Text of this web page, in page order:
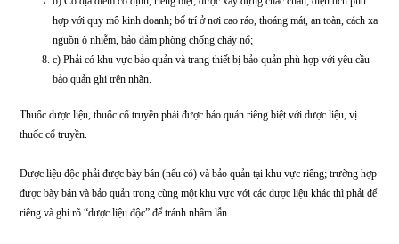
quản lý chất lượng, tài liệu chuyên môn kỹ thuật và nhân sự đáp ứng
hành tốt bảo quản thuốc đối với thuốc cổ truyền. Người chịu trách
chuyên môn về dược của cơ sở xuất khẩu, nhập khẩu thuốc cổ truyền
quy định tại khoản 1 Điều 22 của Luật dược.
thiết bị bảo quản, phương tiện vận chuyển, hệ thống quản lý chất
đối với thuốc cổ truyền. Người chịu trách nhiệm chuyên môn về dược
sở bán buôn thuốc cổ truyền theo quy định tại khoản 3 Điều 16 của
dược.